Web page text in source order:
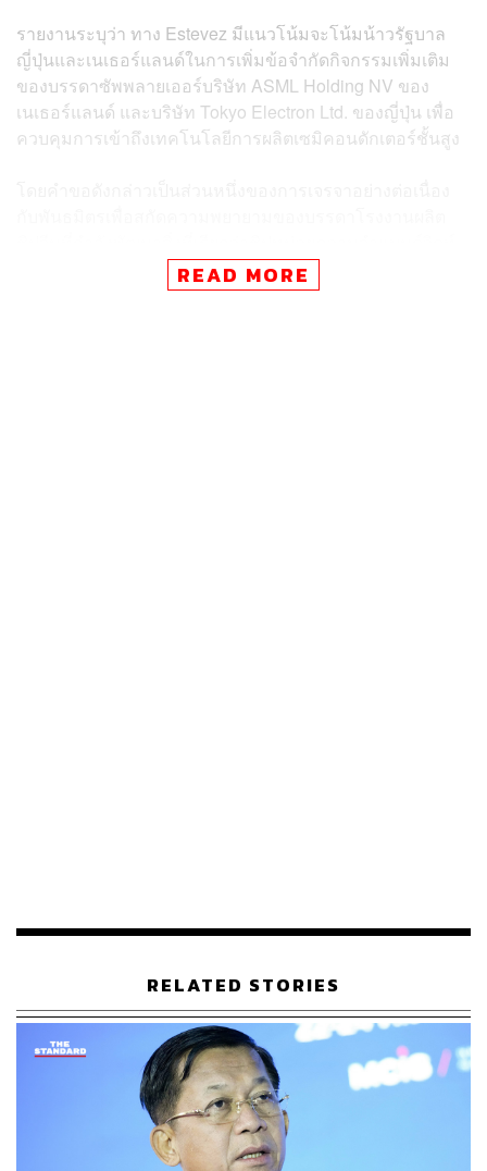
รายงานระบุว่า ทาง Estevez มีแนวโน้มจะโน้มน้าวรัฐบาล
ญี่ปุ่นและเนเธอร์แลนด์ในการเพิ่มข้อจำกัดกิจกรรมเพิ่มเติม
ของบรรดาซัพพลายเออร์บริษัท ASML Holding NV ของ
เนเธอร์แลนด์ และบริษัท Tokyo Electron Ltd. ของญี่ปุ่น เพื่อ
ควบคุมการเข้าถึงเทคโนโลยีการผลิตเซมิคอนดักเตอร์ชั้นสูง
สูง (High-Bandwidth Memory Chips) ซึ่งรวมถึง Wuhan
Xinxin Semiconductor Manufacturing ซึ่งเป็นบริษัทในเครือ
ควบคุมเทคโนโลยีโดยรวมในการผลิตชิป
รายงานระบุว่า ขณะนี้ทางสหรัฐฯ ได้ยกระดับการพูดคุยกับ
ชาติพันธมิตรที่มีการออกกฎระเบียบเพื่อสกัดการเข้าถึง
เทคโนโลยีขั้นสูงของประเทศของจีน โดยสหรัฐฯ หวังให้มี
การสร้างการปิดล้อมระดับโลกที่มีประสิทธิผล โดยคาดว่า
ทาง Estevez จะเร่งเจรจากับเนเธอร์แลนด์และญี่ปุ่นในการ
ยกระดับความเข้มงวดของข้อจำกัดการเข้าถึงเทคโนโลยีการ
READ MORE
RELATED STORIES